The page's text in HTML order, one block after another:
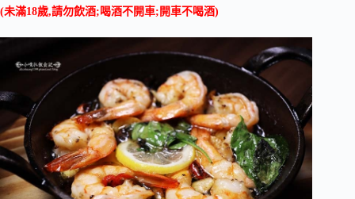
(未滿18歲,請勿飲酒;喝酒不開車;開車不喝酒)